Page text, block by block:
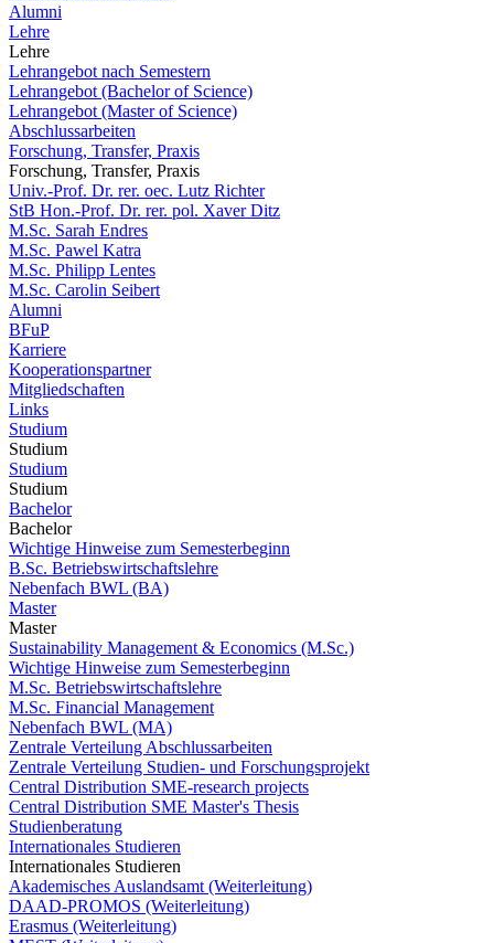
Alumni
Lehre
Lehre
Lehrangebot nach Semestern
Lehrangebot (Bachelor of Science)
Lehrangebot (Master of Science)
Abschlussarbeiten
Forschung, Transfer, Praxis
Forschung, Transfer, Praxis
Univ.-Prof. Dr. rer. oec. Lutz Richter
StB Hon.-Prof. Dr. rer. pol. Xaver Ditz
M.Sc. Sarah Endres
M.Sc. Pawel Katra
M.Sc. Philipp Lentes
M.Sc. Carolin Seibert
Alumni
BFuP
Karriere
Kooperationspartner
Mitgliedschaften
Links
Studium
Studium
Studium
Studium
Bachelor
Bachelor
Wichtige Hinweise zum Semesterbeginn
B.Sc. Betriebswirtschaftslehre
Nebenfach BWL (BA)
Master
Master
Sustainability Management & Economics (M.Sc.)
Wichtige Hinweise zum Semesterbeginn
M.Sc. Betriebswirtschaftslehre
M.Sc. Financial Management
Nebenfach BWL (MA)
Zentrale Verteilung Abschlussarbeiten
Zentrale Verteilung Studien- und Forschungsprojekt
Central Distribution SME-research projects
Central Distribution SME Master's Thesis
Studienberatung
Internationales Studieren
Internationales Studieren
Akademisches Auslandsamt (Weiterleitung)
DAAD-PROMOS (Weiterleitung)
Erasmus (Weiterleitung)